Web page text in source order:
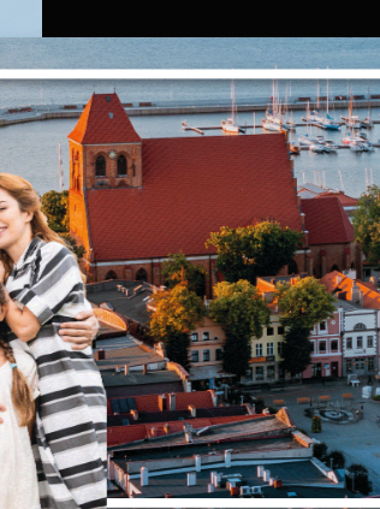
Możesz zmienić ustawienia cookies lub zaakceptować
momencie możesz dokonać zmiany swoich ustawień.
do prawidłowego funkcjonowania strony internetowej
z oferowanych przez nas usług.
podejmowane przez Ciebie działania w celu m.in.
preferencji prywatności, logowania czy wypełniania
strona, z której korzystasz, może działać bez
stronie internetowej zapamiętanie
ustawień oraz personalizację określonych
treści.
możemy zapewnić Ci większy komfort korzystania z
poprzez dopasowanie jej do Twoich indywidualnych
ZAPISZ WYBRANE